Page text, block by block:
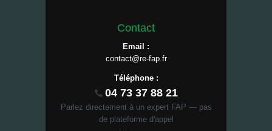
Contact
Email :
contact@re-fap.fr
Téléphone :
04 73 37 88 21
Parlez directement à un expert FAP — pas
de plateforme d'appel